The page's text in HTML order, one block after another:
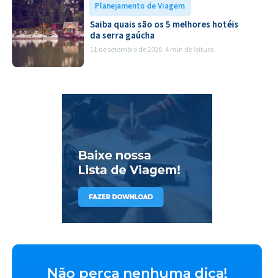
Planejamento de Viagem
Saiba quais são os 5 melhores hotéis
da serra gaúcha
11 de setembro de 2020 4 min de leitura
Não perca nenhuma dica!